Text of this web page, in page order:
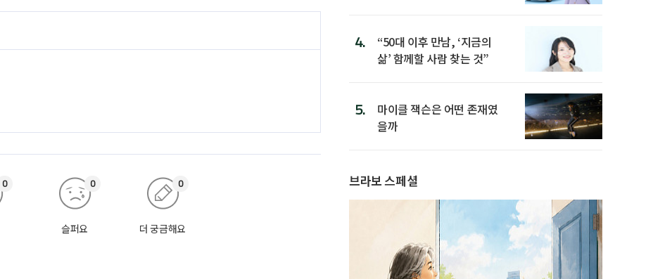
0
슬퍼요
0
더 궁금해요
0
4.
“50대 이후 만남, ‘지금의
삶’ 함께할 사람 찾는 것”
5.
마이클 잭슨은 어떤 존재였
을까
브라보 스페셜